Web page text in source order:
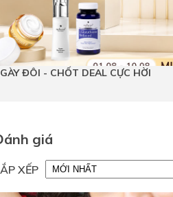
ĐÔI - CHỐT DEAL CỰC HỜI
giá
XẾP